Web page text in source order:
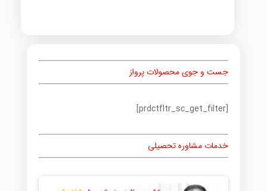
جست و جوی محصولات پرواز
[prdctfltr_sc_get_filter]
خدمات مشاوره تحصیلی